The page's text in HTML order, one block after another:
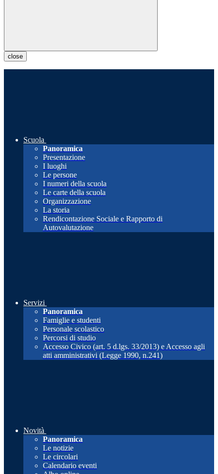
close
Scuola
Panoramica
Presentazione
I luoghi
Le persone
I numeri della scuola
Le carte della scuola
Organizzazione
La storia
Rendicontazione Sociale e Rapporto di
Autovalutazione
Servizi
Panoramica
Famiglie e studenti
Personale scolastico
Percorsi di studio
Accesso Civico (art. 5 d.lgs. 33/2013) e Accesso agli
atti amministrativi (Legge 1990, n.241)
Novità
Panoramica
Le notizie
Le circolari
Calendario eventi